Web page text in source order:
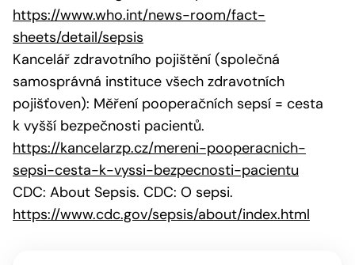
https://www.who.int/news-room/fact-
sheets/detail/sepsis
Kancelář zdravotního pojištění (společná
samosprávná instituce všech zdravotních
pojišťoven): Měření pooperačních sepsí = cesta
k vyšší bezpečnosti pacientů.
https://kancelarzp.cz/mereni-pooperacnich-
sepsi-cesta-k-vyssi-bezpecnosti-pacientu
CDC: About Sepsis. CDC: O sepsi.
https://www.cdc.gov/sepsis/about/index.html